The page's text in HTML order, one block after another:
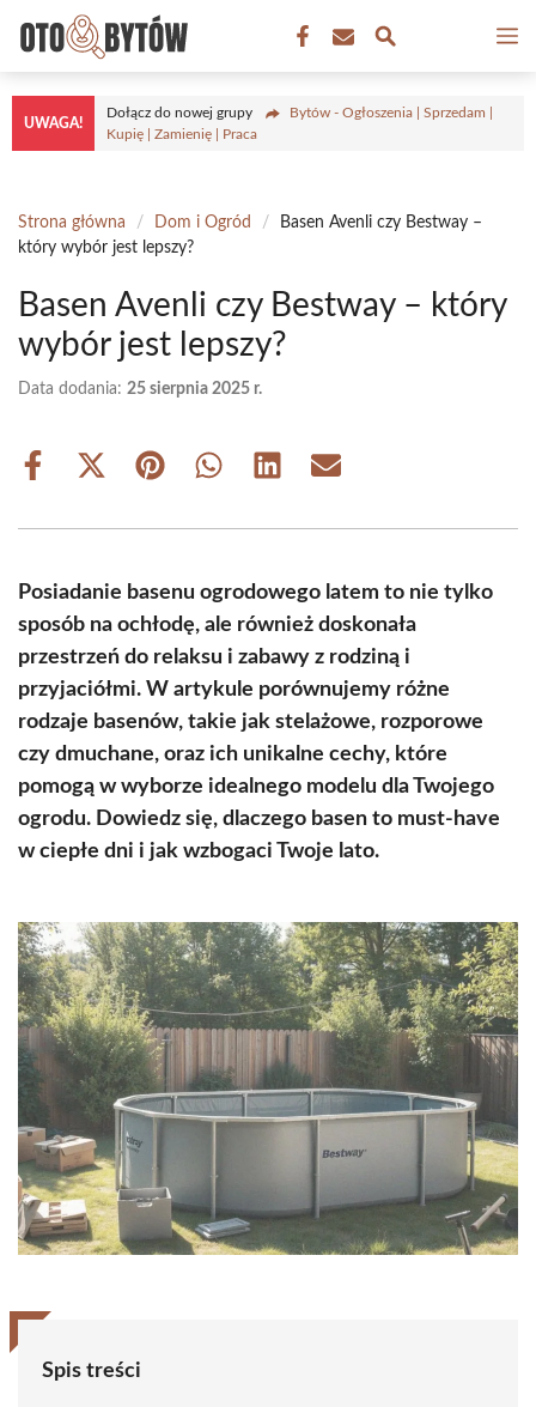
treści
UWAGA!
Dołącz do nowej grupy
Bytów - Ogłoszenia | Sprzedam |
Kupię | Zamienię | Praca
Strona główna / Dom i Ogród /
Basen Avenli czy Bestway –
który wybór jest lepszy?
Basen Avenli czy Bestway – który
wybór jest lepszy?
Data dodania: 25 sierpnia 2025 r.
Share
Share
(Twitter)
Share Share Share Share
Posiadanie basenu ogrodowego latem to nie tylko
sposób na ochłodę, ale również doskonała
przestrzeń do relaksu i zabawy z rodziną i
przyjaciółmi. W artykule porównujemy różne
rodzaje basenów, takie jak stelażowe, rozporowe
czy dmuchane, oraz ich unikalne cechy, które
pomogą w wyborze idealnego modelu dla Twojego
ogrodu. Dowiedz się, dlaczego basen to must-have
w ciepłe dni i jak wzbogaci Twoje lato.
Spis treści